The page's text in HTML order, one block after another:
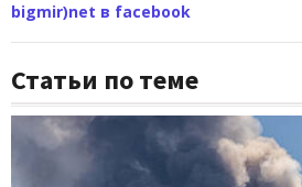
bigmir)net в facebook
Статьи по теме